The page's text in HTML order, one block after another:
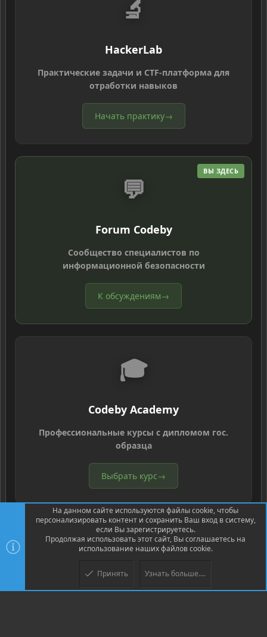
🔬
HackerLab
Практические задачи и CTF-платформа для
отработки навыков
Начать практику→
ВЫ ЗДЕСЬ
💬
Forum Codeby
Сообщество специалистов по
информационной безопасности
К обсуждениям→
🎓
Codeby Academy
Профессиональные курсы с дипломом гос.
образца
Выбрать курс→
Community platform by XenForo ® © 2010-2026 XenForo Ltd.
© Jason Axelrod of 8WAYRUN
На данном сайте используются файлы cookie, чтобы
персонализировать контент и сохранить Ваш вход в систему,
если Вы зарегистрируетесь.
Продолжая использовать этот сайт, Вы соглашаетесь на
использование наших файлов cookie.
Принять Узнать больше....